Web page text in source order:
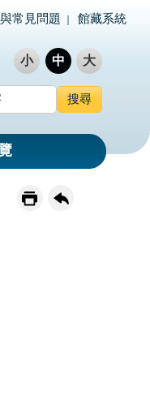
常見問題 館藏系統
小 中 大